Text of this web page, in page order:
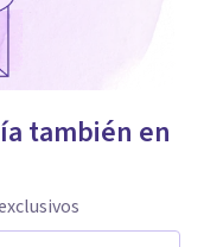
también en